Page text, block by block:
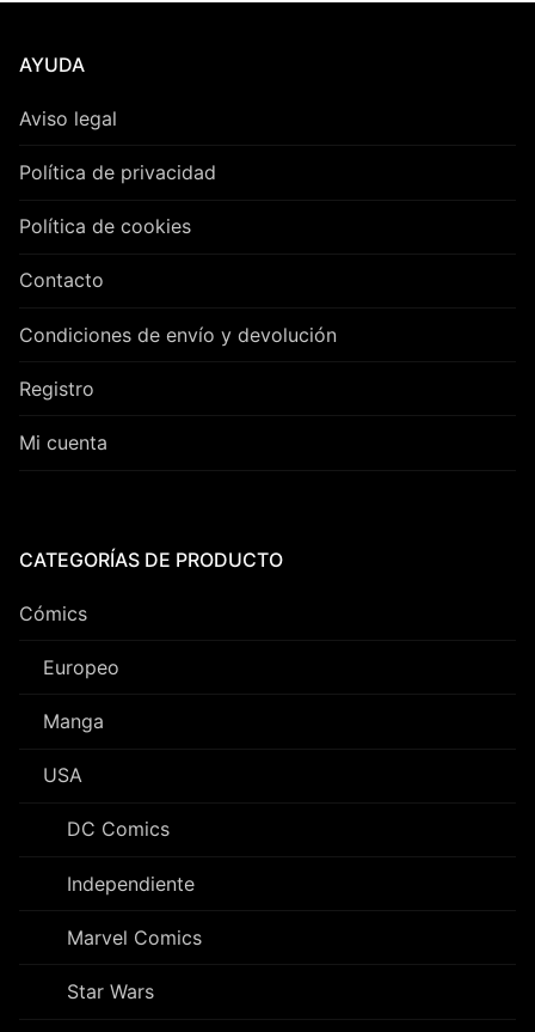
AYUDA
Aviso legal
Política de privacidad
Política de cookies
Contacto
Condiciones de envío y devolución
Registro
Mi cuenta
CATEGORÍAS DE PRODUCTO
Cómics
Europeo
Manga
USA
DC Comics
Independiente
Marvel Comics
Star Wars